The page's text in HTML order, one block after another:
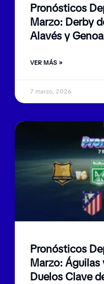
Pronósticos
Marzo: Derby
Alavés y
VER MÁS »
7 marzo, 2026
Pronósticos
Marzo:
Duelos Clave